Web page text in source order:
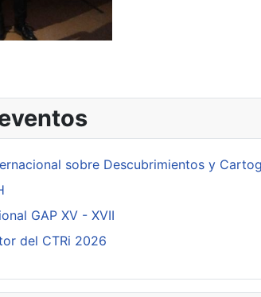
sobre Descubrimientos y
GAP XV - XVII
del CTRi 2026